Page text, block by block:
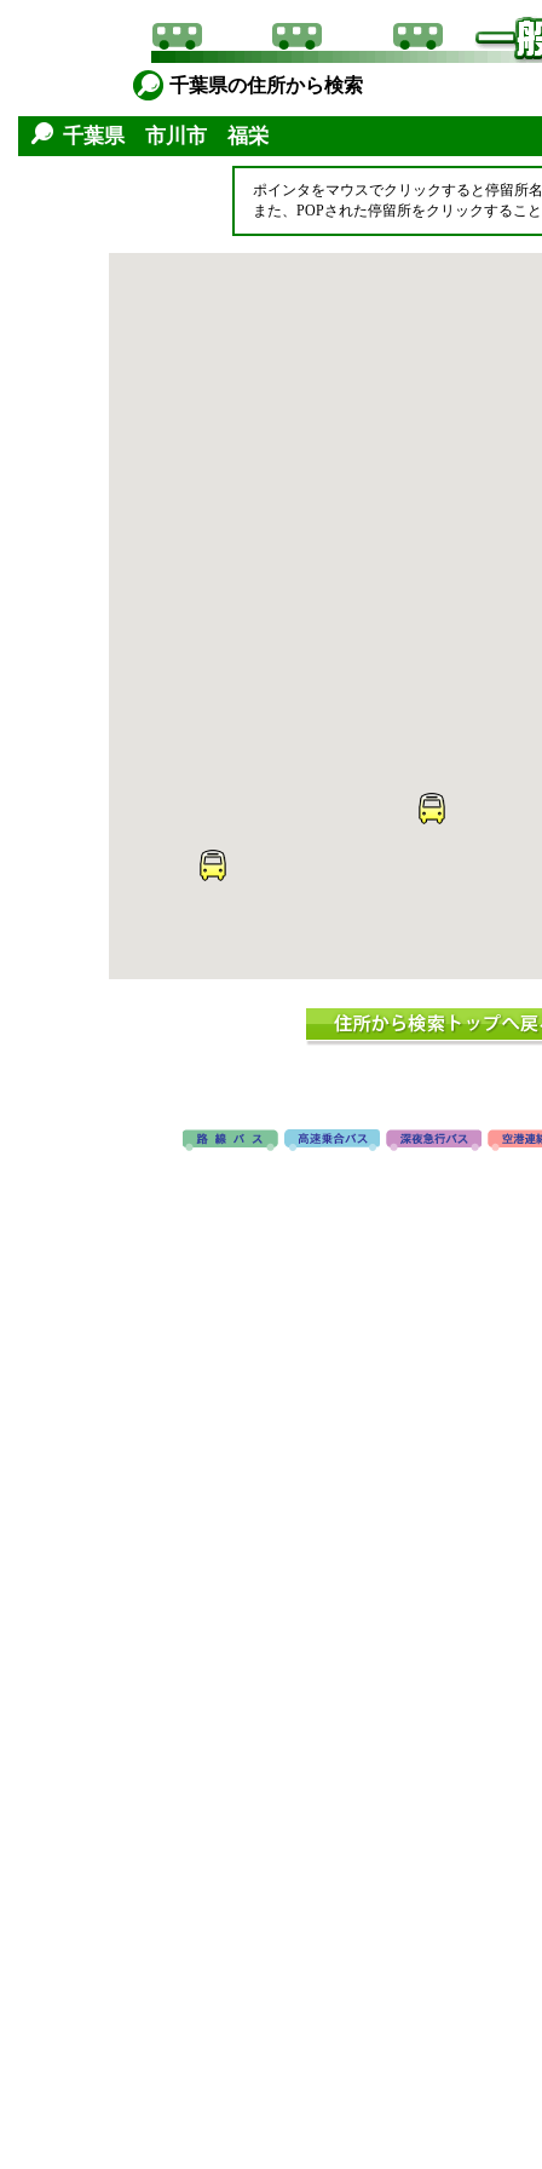
千葉県の住所から検索
千葉県 市川市 福栄
ポインタをマウスでクリックすると停留所
また、POPされた停留所をクリックするこ